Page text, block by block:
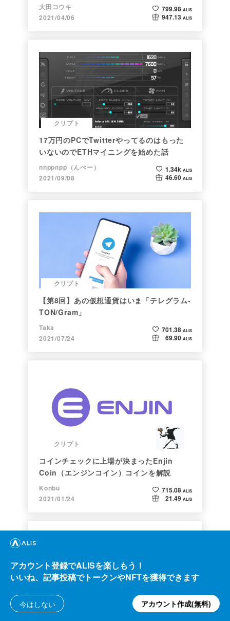
大田コウキ
2021/04/06
799.98 ALIS
947.13 ALIS
クリプト
17万円のPCでTwitterやってるのはもった
いないのでETHマイニングを始めた話
nnppnpp（んぺー）
2021/09/08
1.34k ALIS
46.60 ALIS
クリプト
【第8回】あの仮想通貨はいま「テレグラム-
TON/Gram」
Taka
2021/07/24
701.38 ALIS
69.90 ALIS
クリプト
コインチェックに上場が決まったEnjin
Coin（エンジンコイン）コインを解説
Konbu
2021/01/24
715.08 ALIS
21.49 ALIS
クリプト
アカウント登録でALISを楽しもう！
いいね、記事投稿でトークンやNFTを獲得できます
今はしない アカウント作成(無料)